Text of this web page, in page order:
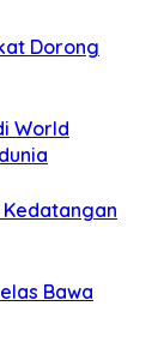
Dorong
World
Kedatangan
Bawa